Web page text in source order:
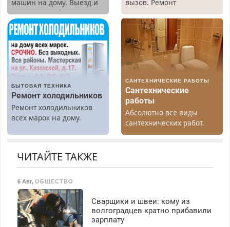
машин на дому. Выезд и
диагностика бесплатно.
Предусмотрены скидки.
вызов. Ремонт
холодильников всех
марок на дому, с
гарантией. Все р-ны.
Срочно. Без выходных.
Пенсионерам – скидки до
40%. Мастер со стажем.
БЫТОВАЯ ТЕХНИКА
Ремонт холодильников
Ремонт холодильников
всех марок на дому.
САНТЕХНИЧЕСКИЕ РАБОТЫ
Сантехнические
работы
Абсолютно все виды
сантехнических работ.
Быстро. Качественно.
ЧИТАЙТЕ ТАКЖЕ
6 Авг, ОБЩЕСТВО
Сварщики и швеи: кому из
волгоградцев кратно прибавили
зарплату